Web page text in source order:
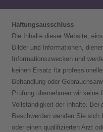
Haftungsausschluss
Die Inhalte dieser Website,
Bilder und Informationen,
Informationszwecken und
keinen Ersatz für
Behandlung oder
Prüfung übernehmen wir keine
Vollständigkeit der Inhalte. Bei
Beschwerden wenden Sie
oder einen qualifizierten Arzt